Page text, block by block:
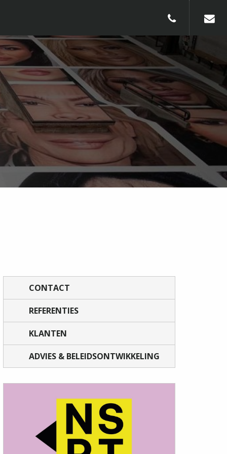
010-
CONTACT
REFERENTIES
KLANTEN
ADVIES & BELEIDSONTWIKKELING